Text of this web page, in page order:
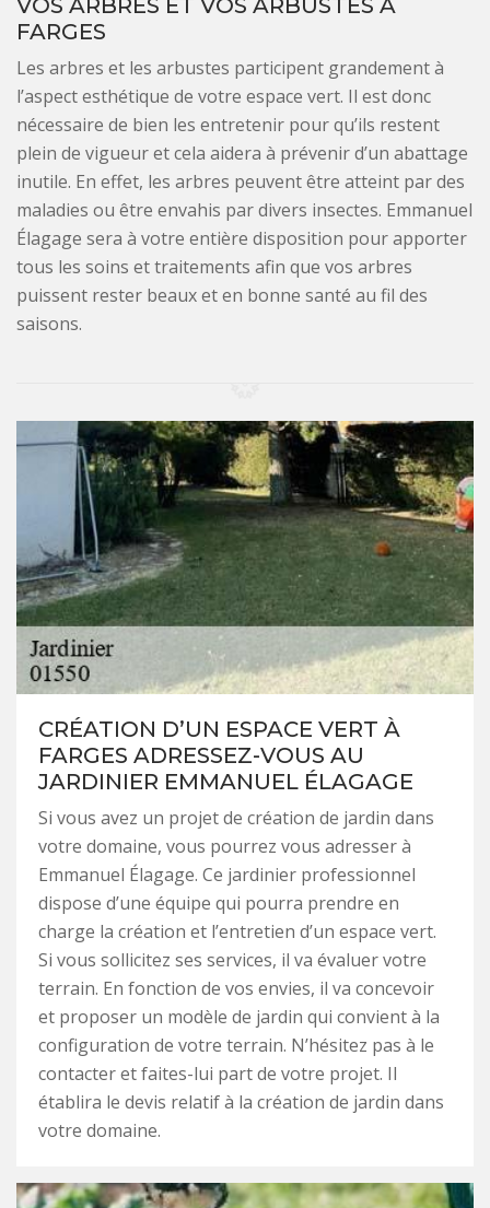
VOS ARBRES ET VOS ARBUSTES À
FARGES
Les arbres et les arbustes participent grandement à
l’aspect esthétique de votre espace vert. Il est donc
nécessaire de bien les entretenir pour qu’ils restent
plein de vigueur et cela aidera à prévenir d’un abattage
inutile. En effet, les arbres peuvent être atteint par des
maladies ou être envahis par divers insectes. Emmanuel
Élagage sera à votre entière disposition pour apporter
tous les soins et traitements afin que vos arbres
puissent rester beaux et en bonne santé au fil des
saisons.
CRÉATION D’UN ESPACE VERT À
FARGES ADRESSEZ-VOUS AU
JARDINIER EMMANUEL ÉLAGAGE
Si vous avez un projet de création de jardin dans
votre domaine, vous pourrez vous adresser à
Emmanuel Élagage. Ce jardinier professionnel
dispose d’une équipe qui pourra prendre en
charge la création et l’entretien d’un espace vert.
Si vous sollicitez ses services, il va évaluer votre
terrain. En fonction de vos envies, il va concevoir
et proposer un modèle de jardin qui convient à la
configuration de votre terrain. N’hésitez pas à le
contacter et faites-lui part de votre projet. Il
établira le devis relatif à la création de jardin dans
votre domaine.